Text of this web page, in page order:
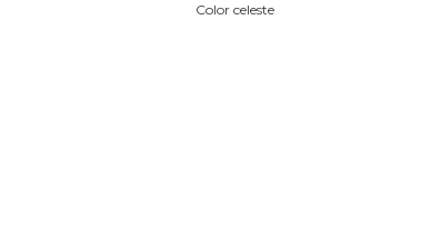
Color celeste